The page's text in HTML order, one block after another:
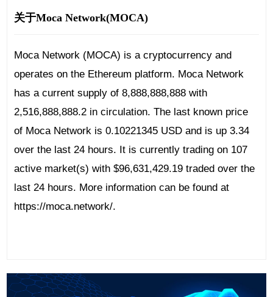
关于Moca Network(MOCA)
Moca Network (MOCA) is a cryptocurrency and
operates on the Ethereum platform. Moca Network
has a current supply of 8,888,888,888 with
2,516,888,888.2 in circulation. The last known price
of Moca Network is 0.10221345 USD and is up 3.34
over the last 24 hours. It is currently trading on 107
active market(s) with $96,631,429.19 traded over the
last 24 hours. More information can be found at
https://moca.network/.